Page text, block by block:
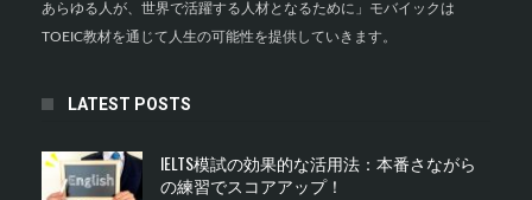
あらゆる人が、世界で活躍する人材となるために」モバイックは
TOEIC教材を通じて人生の可能性を提供していきます。
LATEST POSTS
IELTS模試の効果的な活用法：本番さながら
の練習でスコアアップ！